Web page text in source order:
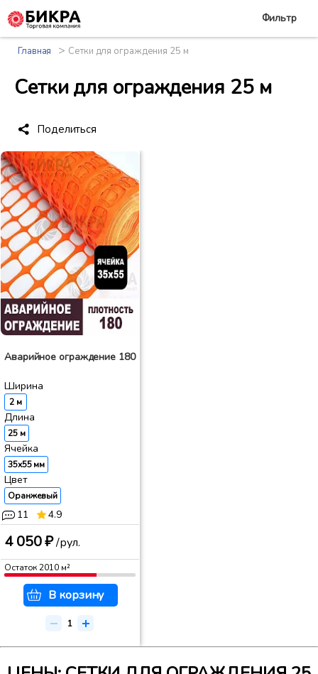
Главная > Сетки для ограждения 25 м
Сетки для ограждения 25 м
Поделиться
Фильтр
Аварийное ограждение 180
Ширина
2 м
Длина
25 м
Ячейка
35x55 мм
Цвет
Оранжевый
11 4.9
4 050 ₽/рул.
Остаток2010м²
В корзину